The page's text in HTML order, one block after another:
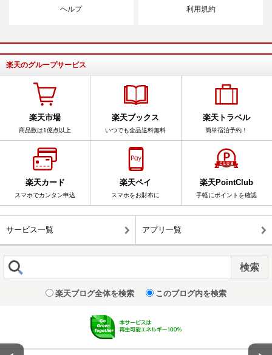
ヘルプ 利用規約
楽天のグループサービス
楽天市場
商品数は1億点以上
楽天ブックス
いつでも全品送料無料
楽天トラベル
簡単宿泊予約！
楽天カード
スマホでカンタン申込
楽天ペイ
スマホをお財布に
楽天PointClub
手軽にポイントを確認
サービス一覧 アプリ一覧
楽天ブログ全体を検索 このブログ内を検索